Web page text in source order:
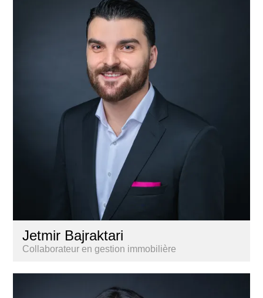
Jetmir Bajraktari
Collaborateur en gestion immobilière